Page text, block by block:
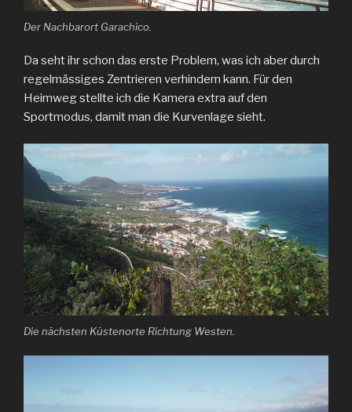
Der Nachbarort Garachico.
Da seht ihr schon das erste Problem, was ich aber durch
regelmässiges Zentrieren verhindern kann. Für den
Heimweg stellte ich die Kamera extra auf den
Sportmodus, damit man die Kurvenlage sieht.
Die nächsten Küstenorte Richtung Westen.